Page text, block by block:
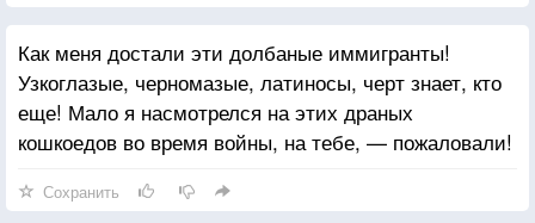
Как меня достали эти долбаные иммигранты!
Узкоглазые, черномазые, латиносы, черт знает, кто
еще! Мало я насмотрелся на этих драных
кошкоедов во время войны, на тебе, — пожаловали!
Сохранить